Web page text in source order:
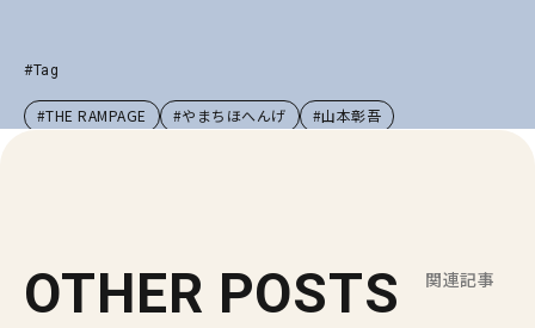
#Tag
#THE RAMPAGE #やまちほへんげ #山本彰吾
OTHER POSTS 関連記事